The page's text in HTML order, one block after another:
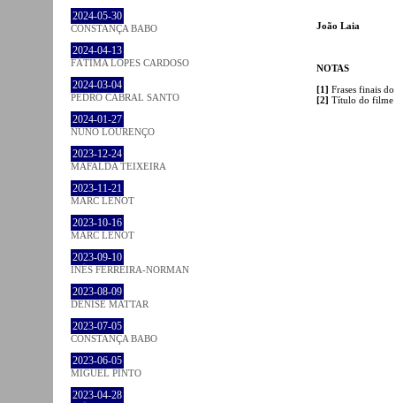
2024-05-30
CONSTANÇA BABO
2024-04-13
FÁTIMA LOPES CARDOSO
2024-03-04
PEDRO CABRAL SANTO
2024-01-27
NUNO LOURENÇO
2023-12-24
MAFALDA TEIXEIRA
2023-11-21
MARC LENOT
2023-10-16
MARC LENOT
2023-09-10
INÊS FERREIRA-NORMAN
2023-08-09
DENISE MATTAR
2023-07-05
CONSTANÇA BABO
2023-06-05
MIGUEL PINTO
2023-04-28
João Laia
NOTAS
[1] Frases finais do
[2] Título do filme